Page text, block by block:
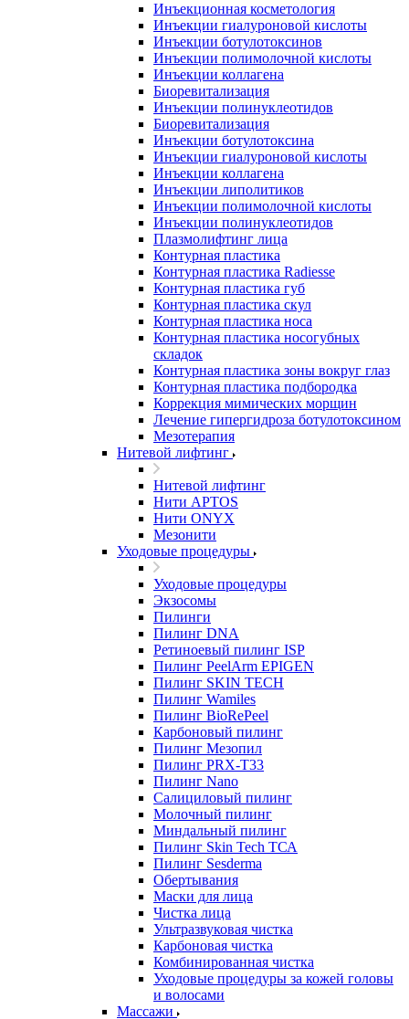
Инъекционная косметология
Инъекции гиалуроновой кислоты
Инъекции ботулотоксинов
Инъекции полимолочной кислоты
Инъекции коллагена
Биоревитализация
Инъекции полинуклеотидов
Биоревитализация
Инъекции ботулотоксина
Инъекции гиалуроновой кислоты
Инъекции коллагена
Инъекции липолитиков
Инъекции полимолочной кислоты
Инъекции полинуклеотидов
Плазмолифтинг лица
Контурная пластика
Контурная пластика Radiesse
Контурная пластика губ
Контурная пластика скул
Контурная пластика носа
Контурная пластика носогубных
складок
Контурная пластика зоны вокруг глаз
Контурная пластика подбородка
Коррекция мимических морщин
Лечение гипергидроза ботулотоксином
Мезотерапия
Нитевой лифтинг
Нитевой лифтинг
Нити APTOS
Нити ONYX
Мезонити
Уходовые процедуры
Уходовые процедуры
Экзосомы
Пилинги
Пилинг DNA
Ретиноевый пилинг ISP
Пилинг PeelArm EPIGEN
Пилинг SKIN TECH
Пилинг Wamiles
Пилинг BioRePeel
Карбоновый пилинг
Пилинг Мезопил
Пилинг PRX-T33
Пилинг Nano
Салициловый пилинг
Молочный пилинг
Миндальный пилинг
Пилинг Skin Tech ТСА
Пилинг Sesderma
Обертывания
Маски для лица
Чистка лица
Ультразвуковая чистка
Карбоновая чистка
Комбинированная чистка
Уходовые процедуры за кожей головы
и волосами
Массажи